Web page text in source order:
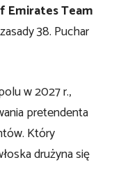
Emirates Team
38. Puchar
w 2027 r.,
pretendenta
Który
drużyna się